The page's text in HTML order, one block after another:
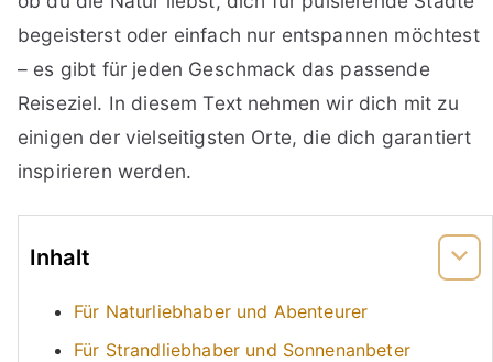
begeisterst oder einfach nur entspannen möchtest
– es gibt für jeden Geschmack das passende
Reiseziel. In diesem Text nehmen wir dich mit zu
einigen der vielseitigsten Orte, die dich garantiert
inspirieren werden.
Inhalt
Für Naturliebhaber und Abenteurer
Für Strandliebhaber und Sonnenanbeter